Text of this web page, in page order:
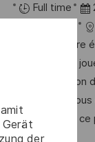
Gerät
der
r
Full time
D
a
t
u
m
d
e
o
r
Rejoignez notre
Cloud GCP et
et l'optimisation
Platform. Si
et la sécurité,